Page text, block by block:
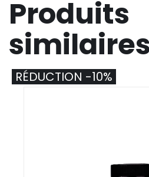
Produits
similaires
RÉDUCTION -10%